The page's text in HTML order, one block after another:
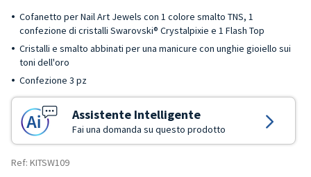
Cofanetto per Nail Art Jewels con 1 colore smalto TNS, 1
confezione di cristalli Swarovski® Crystalpixie e 1 Flash Top
Cristalli e smalto abbinati per una manicure con unghie gioiello sui
toni dell'oro
Confezione 3 pz
Assistente Intelligente
Fai una domanda su questo prodotto
Ref: KITSW109